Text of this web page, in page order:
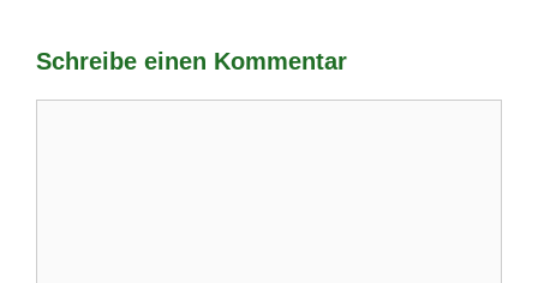
Schreibe einen Kommentar